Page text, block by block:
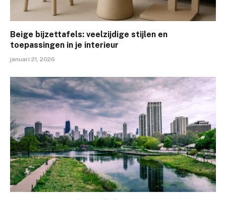
Beige bijzettafels: veelzijdige stijlen en
toepassingen in je interieur
januari 21, 2026